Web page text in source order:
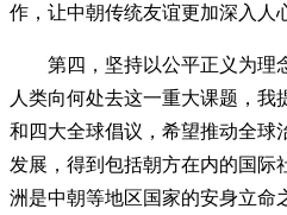
作，让中朝传统友谊更加深入人
第四，坚持以公平正义为理
人类向何处去这一重大课题，我
和四大全球倡议，希望推动全球
发展，得到包括朝方在内的国际
洲是中朝等地区国家的安身立命